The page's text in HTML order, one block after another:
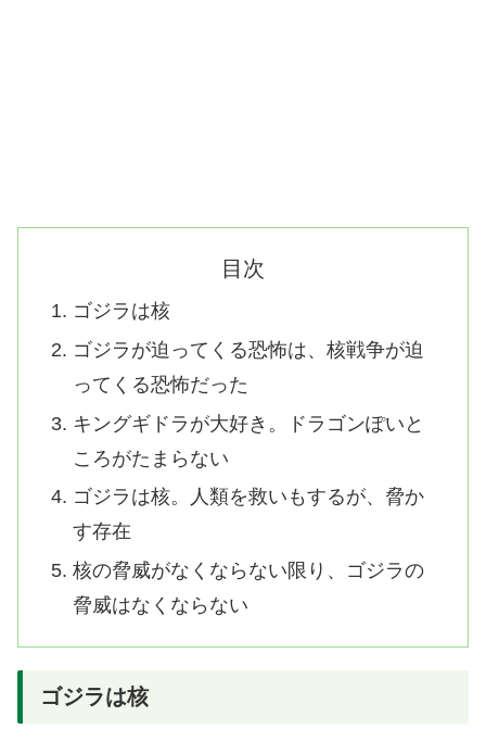
目次
ゴジラは核
ゴジラが迫ってくる恐怖は、核戦争が迫
ってくる恐怖だった
キングギドラが大好き。ドラゴンぽいと
ころがたまらない
ゴジラは核。人類を救いもするが、脅か
す存在
核の脅威がなくならない限り、ゴジラの
脅威はなくならない
ゴジラは核